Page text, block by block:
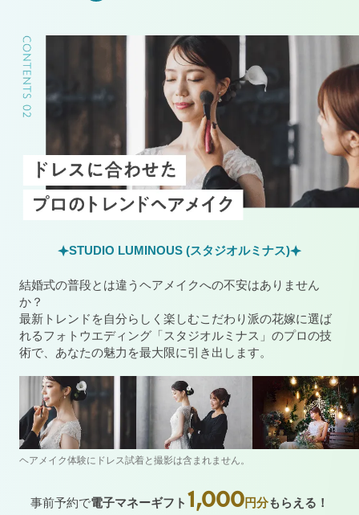
STUDIO LUMINOUS (スタジオルミナス)
結婚式の普段とは違うヘアメイクへの不安はありません
か？
最新トレンドを自分らしく楽しむこだわり派の花嫁に選ば
れるフォトウエディング「スタジオルミナス」のプロの技
術で、あなたの魅力を最大限に引き出します。
ヘアメイク体験にドレス試着と撮影は含まれません。
事前予約で電子マネーギフト 1,000円分もらえる！